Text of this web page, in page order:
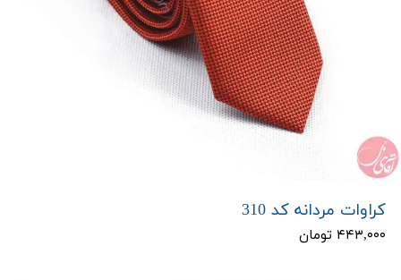
کراوات مردانه کد 310
۴۴۳,۰۰۰ تومان